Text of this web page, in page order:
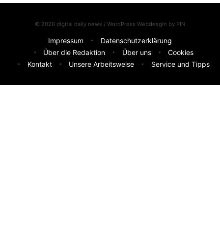
© 2026 digital daily news / WordPress Webdesgin by PIN
Impressum
Datenschutzerklärung
Über die Redaktion
Über uns
Cookies
Kontakt
Unsere Arbeitsweise Service und Tipps